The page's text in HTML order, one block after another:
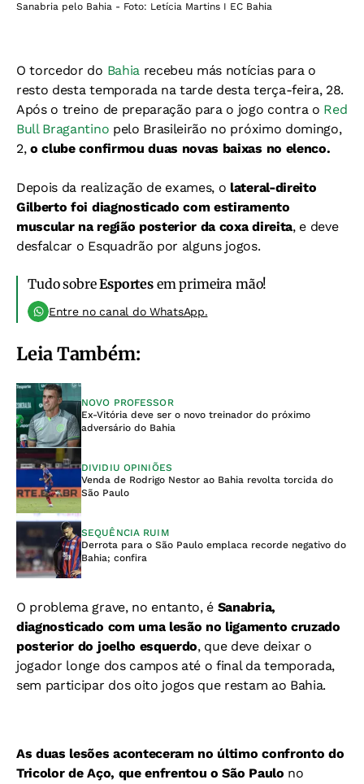
Sanabria pelo Bahia - Foto: Letícia Martins I EC Bahia
O torcedor do Bahiarecebeu más notícias para o
resto desta temporada na tarde desta terça-feira, 28.
Após o treino de preparação para o jogo contra o Red
Bull Bragantino pelo Brasileirão no próximo domingo,
2,o clube confirmou duas novas baixas no elenco.
Depois da realização de exames, o lateral-direito
Gilberto foi diagnosticado com estiramento
muscular na região posterior da coxa direita, e deve
desfalcar o Esquadrão por alguns jogos.
Tudo sobreEsportesem primeira mão!
Entre no canal do WhatsApp.
Leia Também:
NOVO PROFESSOR
Ex-Vitória deve ser o novo treinador do próximo
adversário do Bahia
DIVIDIU OPINIÕES
Venda de Rodrigo Nestor ao Bahia revolta torcida do
São Paulo
SEQUÊNCIA RUIM
Derrota para o São Paulo emplaca recorde negativo do
Bahia; confira
O problema grave, no entanto, é Sanabria,
diagnosticado com uma lesão no ligamento cruzado
posterior do joelho esquerdo, que deve deixar o
jogador longe dos campos até o final da temporada,
sem participar dos oito jogos que restam ao Bahia.
As duas lesões aconteceram no último confronto do
Tricolor de Aço, que enfrentou o São Paulo no